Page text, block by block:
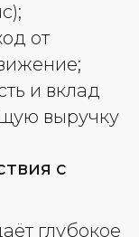
от
и вклад
выручку
с
глубокое